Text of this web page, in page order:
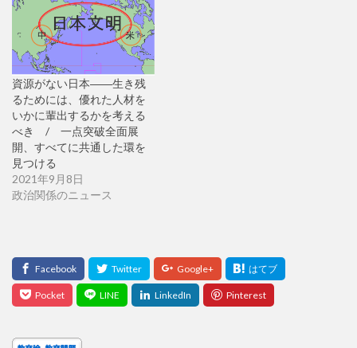
資源がない日本――生き残
るためには、優れた人材を
いかに輩出するかを考える
べき / 一点突破全面展
開、すべてに共通した環を
見つける
2021年9月8日
政治関係のニュース